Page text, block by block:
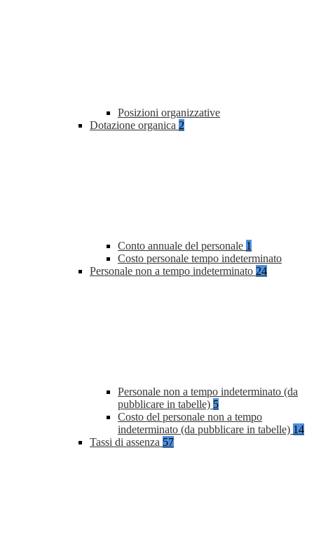
Posizioni organizzative
Dotazione organica 2
Conto annuale del personale 1
Costo personale tempo indeterminato
Personale non a tempo indeterminato 24
Personale non a tempo indeterminato (da
pubblicare in tabelle) 5
Costo del personale non a tempo
indeterminato (da pubblicare in tabelle) 14
Tassi di assenza 57